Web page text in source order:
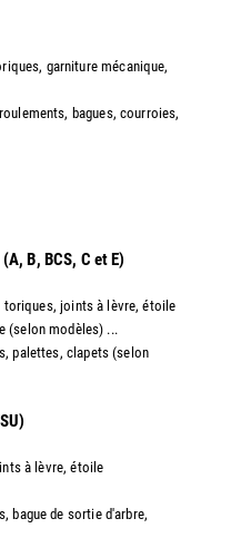
garniture mécanique,
bagues, courroies,
B, BCS, C et E)
joints à lèvre, étoile
(selon modèles) ...
palettes, clapets (selon
à lèvre, étoile
bague de sortie d'arbre,